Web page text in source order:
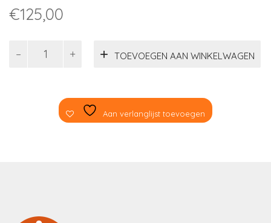
€125,00
zilver
TOEVOEGEN AAN WINKELWAGEN
Aan verlanglijst toevoegen